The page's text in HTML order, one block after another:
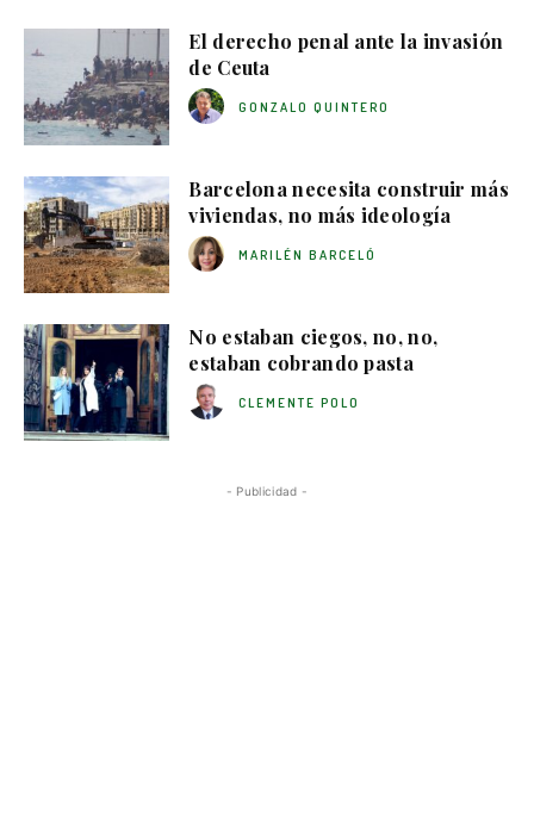
El derecho penal ante la invasión
de Ceuta
GONZALO QUINTERO
Barcelona necesita construir más
viviendas, no más ideología
MARILÉN BARCELÓ
No estaban ciegos, no, no,
estaban cobrando pasta
CLEMENTE POLO
- Publicidad -